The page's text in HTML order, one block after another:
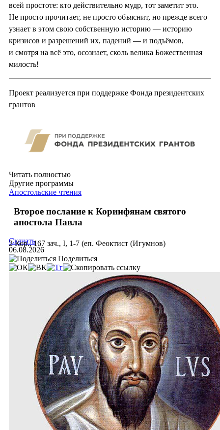
всей простоте: кто действительно мудр, тот заметит это.
Не просто прочитает, не просто объяснит, но прежде всего
узнает в этом свою собственную историю — историю
кризисов и разрешений их, падений — и подъёмов,
и смотря на всё это, осознает, сколь велика Божественная
милость!
Проект реализуется при поддержке Фонда президентских
грантов
Читать полностью
Другие программы
Апостольские чтения
Второе послание к Коринфянам святого
апостола Павла
2 Кор., 167 зач., I, 1-7 (еп. Феоктист (Игумнов)
Скачать
06.08.2026
Поделиться